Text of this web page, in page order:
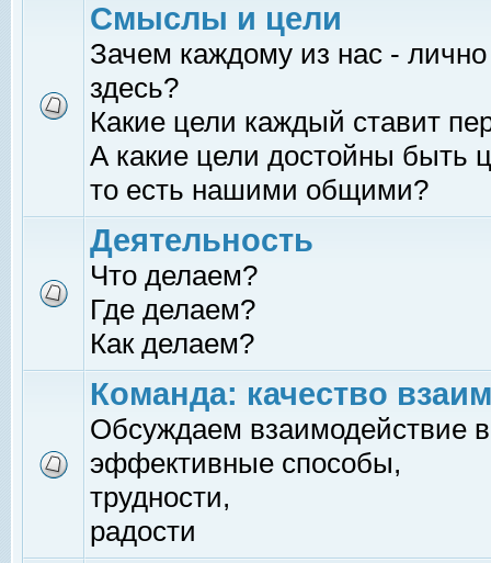
Смыслы и цели
Зачем каждому из нас -
здесь?
Какие цели каждый ставит
А какие цели достойны быть
то есть нашими общими?
Деятельность
Что делаем?
Где делаем?
Как делаем?
Команда: качество
Обсуждаем взаимодействие
эффективные способы,
трудности,
радости